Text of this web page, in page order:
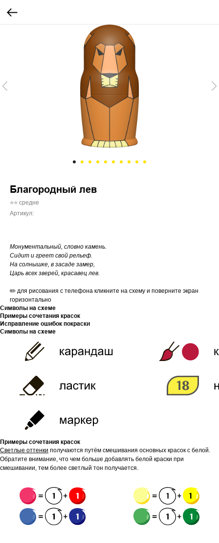
Благородный лев
⭐⭐ средне
Артикул:
Монументальный, словно камень.
Сидит и греет свой рельеф.
На солнышке, в засаде замер,
Царь всех зверей, красавец лев.
✏️ для рисования с телефона кликните на схему и поверните экран
горизонтально
Символы на схеме
Примеры сочетания красок
Исправление ошибок покраски
Символы на схеме
Примеры сочетания красок
Светлые оттенки получаются путём смешивания основных красок с белой.
Обратите внимание, что чем больше добавлять белой краски при
смешивании, тем более светлый тон получается.